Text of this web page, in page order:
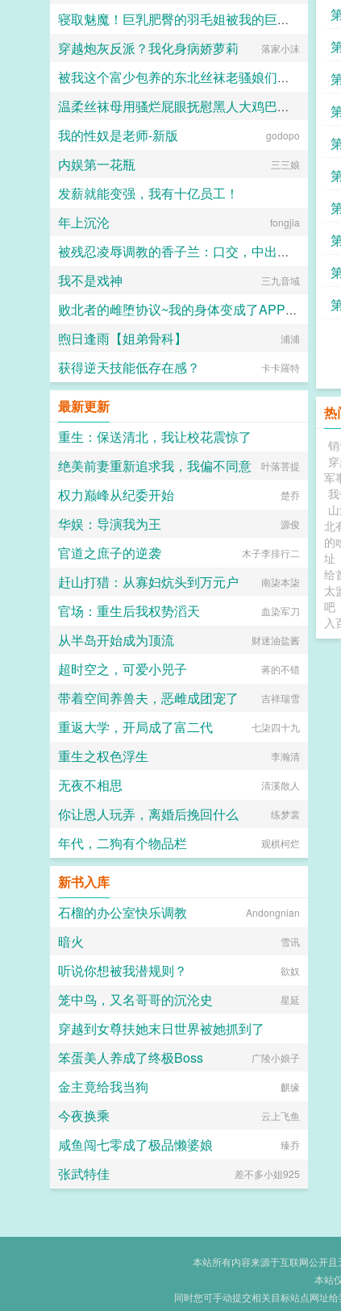
热
军
北
的
址
给
太
吧
入
寝取魅魔！巨乳肥臀的羽毛姐被我的巨棒寝取干出阿黑颜
Koisheep
穿越炮灰反派？我化身病娇萝莉 落家小沫
被我这个富少包养的东北丝袜老骚娘们（无绿改）
超能逗士
温柔丝袜母用骚烂屁眼抚慰黑人大鸡巴的淫乱群交摄影记录
佚名
我的性奴是老师-新版 godopo
内娱第一花瓶 三三娘
发薪就能变强，我有十亿员工！
今月曾经照古河
年上沉沦 fongjia
被残忍凌辱调教的香子兰：口交，中出，足交，肛交，直至彻底堕落成发情母猫~
通痴道人
我不是戏神 三九音域
败北者的雌堕协议~我的身体变成了APP支配的雌肉玩具~
小怪兽
煦日逢雨【姐弟骨科】 浦浦
获得逆天技能低存在感？ 卡卡羅特
最新更新
重生：保送清北，我让校花震惊了
追着落日看银河
绝美前妻重新追求我，我偏不同意 叶落菩提
权力巅峰从纪委开始 楚乔
华娱：导演我为王 源俊
官道之庶子的逆袭 木子李排行二
赶山打猎：从寡妇炕头到万元户 南柒本柒
官场：重生后我权势滔天 血染军刀
从半岛开始成为顶流 财迷油盐酱
超时空之，可爱小兕子 蒋的不错
带着空间养兽夫，恶雌成团宠了 吉祥瑞雪
重返大学，开局成了富二代 七柒四十九
重生之权色浮生 李瀚清
无夜不相思 清溪散人
你让恩人玩弄，离婚后挽回什么 练梦裳
年代，二狗有个物品栏 观棋柯烂
新书入库
石榴的办公室快乐调教
Andongnian
暗火 雪讯
听说你想被我潜规则？ 欲奴
笼中鸟，又名哥哥的沉沦史 星延
穿越到女尊扶她末日世界被她抓到了
扶她×美少年
笨蛋美人养成了终极Boss 广陵小娘子
金主竟给我当狗 麒缘
今夜换乘 云上飞鱼
咸鱼闯七零成了极品懒婆娘 臻乔
张武特佳 差不多小姐925
本站所有内容来源于互联网公开
本站
同时您可手动提交相关目标站点网址